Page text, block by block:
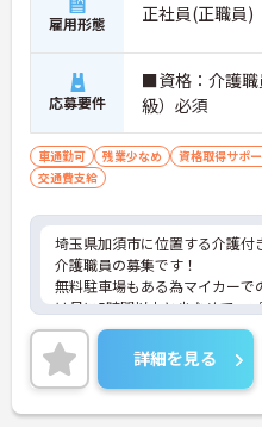
雇用形態 正社員(正職員)
応募要件
■資格：介護職
級）必須
車通勤可 残業少なめ 資格取得サポ
交通費支給
埼玉県加須市に位置する介護付
介護職員の募集です！
無料駐車場もある為マイカー
は月に5時間以内と少なめで、
との両立もしやすい環境です◎
く安心して働くことができます。
こちらの求人にご興味がござい
ントもお伝えしますので是非ご
ます。
詳細を見る